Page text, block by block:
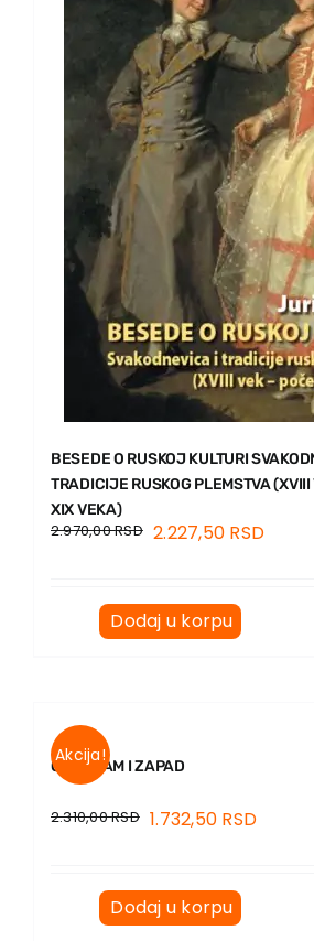
BESEDE O RUSKOJ KULTURI
TRADICIJE RUSKOG PLEMSTVA
XIX VEKA)
2.970,00RSD 2.227,50 RSD
Dodaj u korpu
Akcija!
ORGAZAM I ZAPAD
2.310,00RSD 1.732,50 RSD
Dodaj u korpu